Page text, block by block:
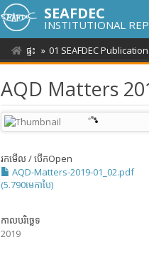
SEAFDEC
INSTITUTIONAL
ផ្ទះ 01 SEAFDEC
AQD Matters
រកមើល / បើកOpen
AQD-Matters-2019-01_02.pdf
(5.790មេកាបៃ)
កាលបរិច្ឆេទ
2019